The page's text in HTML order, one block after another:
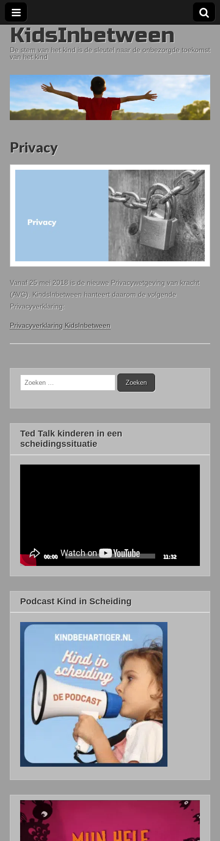
KidsInbetween
De stem van het kind is de sleutel naar de onbezorgde toekomst
van het kind
Privacy
Vanaf 25 mei 2018 is de nieuwe Privacywetgeving van kracht
(AVG). KindsInbetween hanteert daarom de volgende
Privacyverklaring:
Privacyverklaring KidsInbetween
Zoeken
naar:
Ted Talk kinderen in een
scheidingssituatie
00:00 11:32
Podcast Kind in Scheiding